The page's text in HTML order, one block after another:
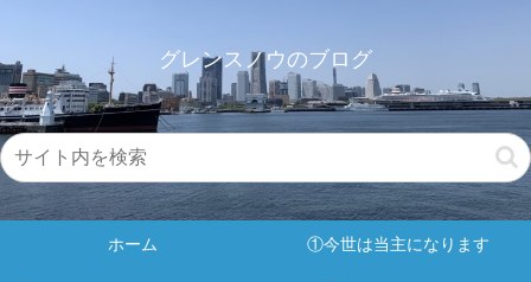
グレンスノウのブログ
ホーム ①今世は当主になります